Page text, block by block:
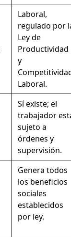
Laboral,
regulado por
Ley de
Productividad
y
Laboral.
Sí existe; el
trabajador
sujeto a
órdenes y
supervisión.
Genera todos
los beneficios
sociales
establecidos
por ley.